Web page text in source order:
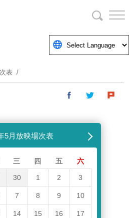
表
5月放映場次表下個月
三 四 五 六
30 1 2 3
7 8 9 10
14 15 16 17